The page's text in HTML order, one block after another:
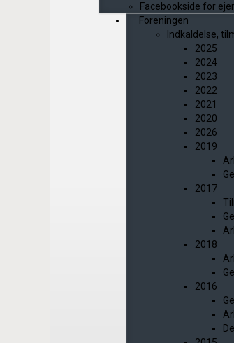
Facebookside for
Foreningen
Indkaldelse,
2025
2024
2023
2022
2021
2020
2026
2019
2017
2018
2016